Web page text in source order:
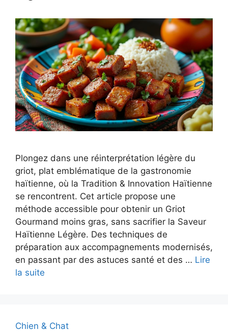
Plongez dans une réinterprétation légère du
griot, plat emblématique de la gastronomie
haïtienne, où la Tradition & Innovation Haïtienne
se rencontrent. Cet article propose une
méthode accessible pour obtenir un Griot
Gourmand moins gras, sans sacrifier la Saveur
Haïtienne Légère. Des techniques de
préparation aux accompagnements modernisés,
en passant par des astuces santé et des … Lire
la suite
Chien & Chat